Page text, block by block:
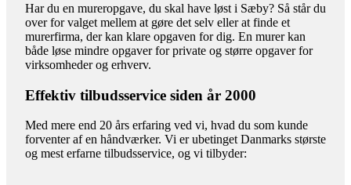
Har du en mureropgave, du skal have løst i Sæby? Så står du
over for valget mellem at gøre det selv eller at finde et
murerfirma, der kan klare opgaven for dig. En murer kan
både løse mindre opgaver for private og større opgaver for
virksomheder og erhverv.
Effektiv tilbudsservice siden år 2000
Med mere end 20 års erfaring ved vi, hvad du som kunde
forventer af en håndværker. Vi er ubetinget Danmarks største
og mest erfarne tilbudsservice, og vi tilbyder: